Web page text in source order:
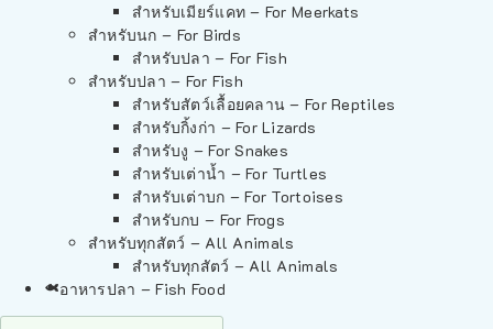
สำหรับเมียร์แคท – For Meerkats
สำหรับนก – For Birds
สำหรับปลา – For Fish
สำหรับปลา – For Fish
สำหรับสัตว์เลื้อยคลาน – For Reptiles
สำหรับกิ้งก่า – For Lizards
สำหรับงู – For Snakes
สำหรับเต่าน้ำ – For Turtles
สำหรับเต่าบก – For Tortoises
สำหรับกบ – For Frogs
สำหรับทุกสัตว์ – All Animals
สำหรับทุกสัตว์ – All Animals
อาหารปลา – Fish Food